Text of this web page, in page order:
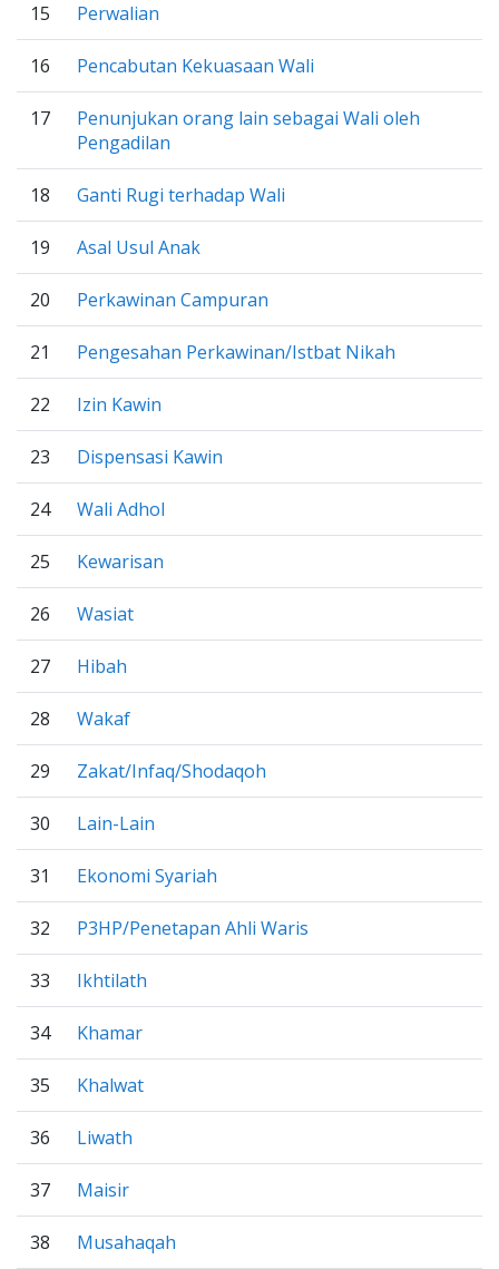
15 Perwalian
16 Pencabutan Kekuasaan Wali
17
Penunjukan orang lain sebagai Wali oleh
Pengadilan
18 Ganti Rugi terhadap Wali
19 Asal Usul Anak
20 Perkawinan Campuran
21 Pengesahan Perkawinan/Istbat Nikah
22 Izin Kawin
23 Dispensasi Kawin
24 Wali Adhol
25 Kewarisan
26 Wasiat
27 Hibah
28 Wakaf
29 Zakat/Infaq/Shodaqoh
30 Lain-Lain
31 Ekonomi Syariah
32 P3HP/Penetapan Ahli Waris
33 Ikhtilath
34 Khamar
35 Khalwat
36 Liwath
37 Maisir
38 Musahaqah